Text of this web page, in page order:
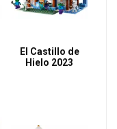
El Castillo de
Hielo 2023